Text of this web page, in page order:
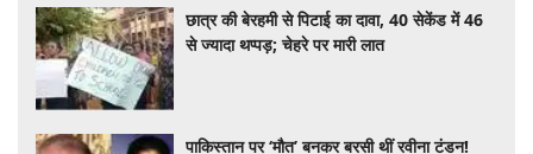
छात्र की बेरहमी से पिटाई का दावा, 40 सेकेंड में 46
से ज्यादा थप्पड़; चेहरे पर मारी लात
पाकिस्तान पर ‘मौत’ बनकर बरसी थीं रवीना टंडन!